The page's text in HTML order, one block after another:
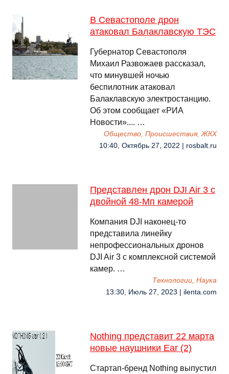
В Севастополе дрон
атаковал Балаклавскую ТЭС
Губернатор Севастополя
Михаил Развожаев рассказал,
что минувшей ночью
беспилотник атаковал
Балаклавскую электростанцию.
Об этом сообщает «РИА
Новости».... …
Общество, Происшествия, ЖКХ
10:40, Октябрь 27, 2022 | rosbalt.ru
Представлен дрон DJI Air 3 с
двойной 48-Мп камерой
Компания DJI наконец-то
представила линейку
непрофессиональных дронов
DJI Air 3 с комплексной системой
камер. …
Технологии, Наука
13:30, Июль 27, 2023 | ilenta.com
Nothing представит 22 марта
новые наушники Ear (2)
Стартап-бренд Nothing выпустил